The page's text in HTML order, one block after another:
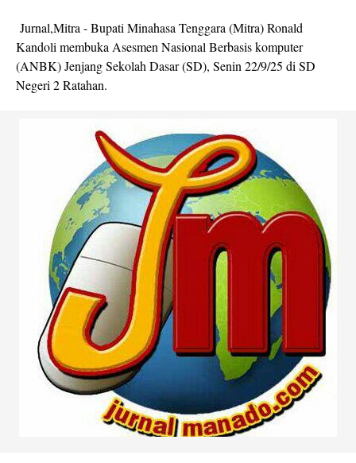
Jurnal,Mitra - Bupati Minahasa Tenggara (Mitra) Ronald
Kandoli membuka Asesmen Nasional Berbasis komputer
(ANBK) Jenjang Sekolah Dasar (SD), Senin 22/9/25 di SD
Negeri 2 Ratahan.